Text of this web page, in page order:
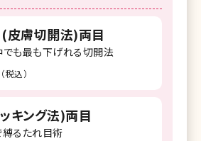
ニック 調布院
ニック 町田院
ニック 藤沢院
皮膚切開法)両目
も最も下げれる切開法
（税込）
キング法)両目
るたれ目術